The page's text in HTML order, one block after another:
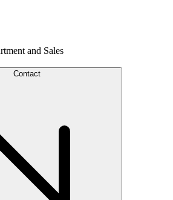
and Sales
Contact